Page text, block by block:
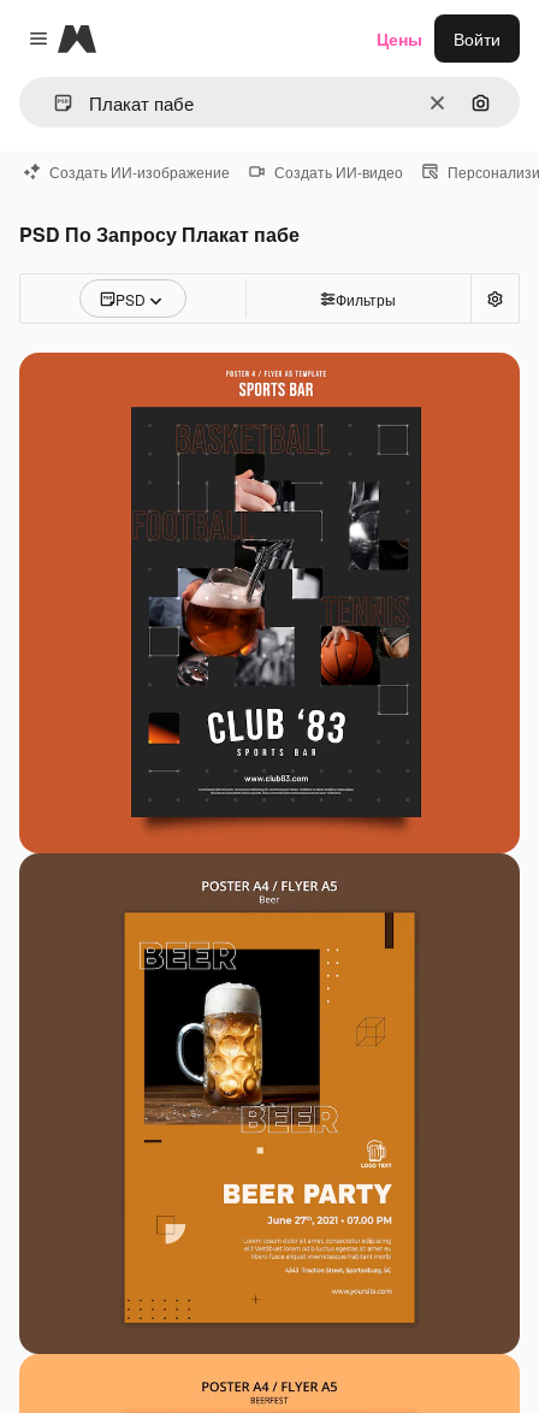
Close menu
Magnific
ОчиститьПоиск
Цены Войти
Создать ИИ-изображение Создать ИИ-видео
PSD По Запросу Плакат пабе
PSD Фильтры